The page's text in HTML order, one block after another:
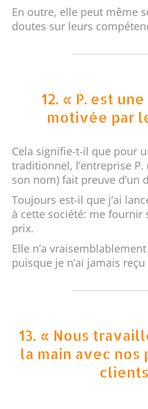
En outre, elle peut même
doutes sur leurs
12. « P. est
motivée par
Cela signifie-t-il que pour
traditionnel, l’entreprise
son nom) fait preuve d’un
Toujours est-il que j’ai
à cette société: me fournir
prix.
Elle n’a
puisque je n’ai jamais
13. « Nous
la main avec nos